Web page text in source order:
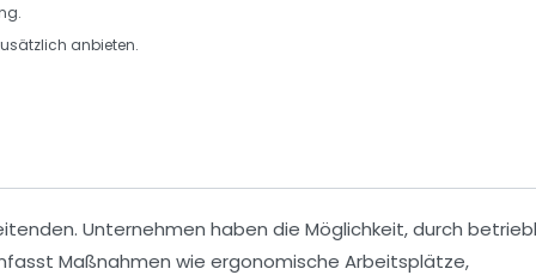
.
anbieten.
Unternehmen haben die Möglichkeit, durch
Maßnahmen wie ergonomische Arbeitsplätze,